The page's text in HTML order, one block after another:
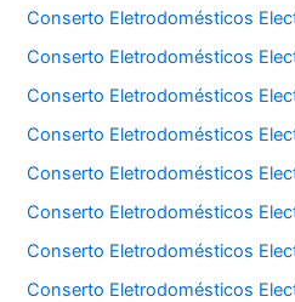
Conserto Eletrodomésticos
Conserto Eletrodomésticos
Conserto Eletrodomésticos
Conserto Eletrodomésticos
Conserto Eletrodomésticos
Conserto Eletrodomésticos
Conserto Eletrodomésticos
Conserto Eletrodomésticos